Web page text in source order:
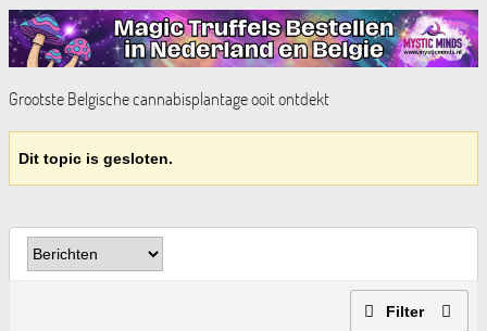
Grootste Belgische cannabisplantage ooit ontdekt
Dit topic is gesloten.
Filter